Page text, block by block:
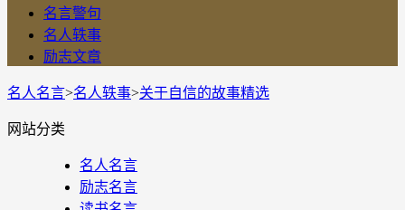
名言警句
名人轶事
励志文章
名人名言>名人轶事>关于自信的故事精选
网站分类
名人名言
励志名言